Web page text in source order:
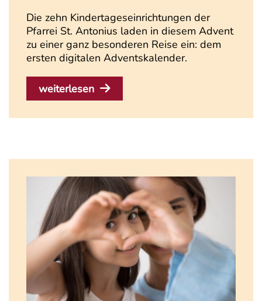
Die zehn Kindertageseinrichtungen der
Pfarrei St. Antonius laden in diesem Advent
zu einer ganz besonderen Reise ein: dem
ersten digitalen Adventskalender.
weiterlesen